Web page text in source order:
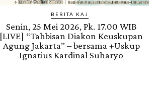
BERITA KAJ
Senin, 25 Mei 2026, Pk. 17.00 WIB
[LIVE] “Tahbisan Diakon Keuskupan
Agung Jakarta” – bersama +Uskup
Ignatius Kardinal Suharyo